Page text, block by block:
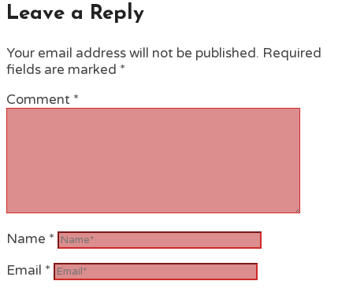
Leave a Reply
Your email address will not be published. Required
fields are marked *
Comment *
Name *
Email *